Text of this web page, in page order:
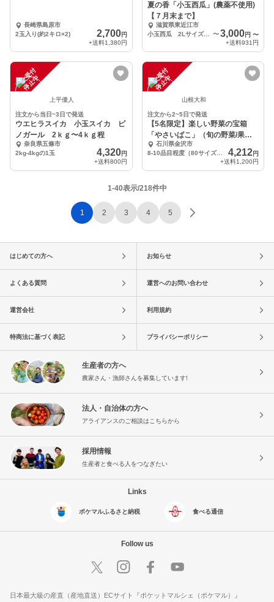
長崎県島原市
2玉入り(約2キロ×2)
2,700円
+送料1,380円
夏の香「小玉西瓜」(農薬不使用)
【７月末まで】
滋賀県東近江市
小玉西瓜 2Lサイズ２個（約６K）
〜3,000円 〜
+送料931円
注
文
受
付
停
止
中
上平優人
注文から当日~3日で発送
ウエヒラスイカ 小玉スイカ ピ
ノガール 2ｋｇ〜4ｋｇ程
奈良県五條市
2kg-4kgの1玉
4,320円
+送料800円
注
文
受
付
停
止
中
山根大和
注文から2~5日で発送
【5名限定】楽しい野菜の宝箱
「やさいばこ」（旬の野菜/果物8-
10品）
石川県金沢市
8-10品目程度（80サイズ一箱分）
4,212円
+送料1,200円
1-40表示/218件中
1 2 3 4 5
はじめての方へ お知らせ
よくある質問 運営へのお問い合わせ
運営会社 利用規約
特商法に基づく表記 プライバシーポリシー
生産者の方へ
農家さん・漁師さんを募集しています!
法人・自治体の方へ
アライアンスのご相談はこちらから
採用情報
生産者と食べる人をつなぎたい
Links
ポケマルふるさと納税 食べる通信
Follow us
日本最大級の産直（産地直送）ECサイト『ポケットマルシェ（ポケマル）』